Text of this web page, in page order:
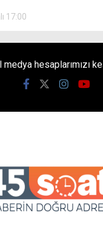
17:00
medya hesaplarımızı